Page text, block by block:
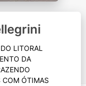
LITORAL
DA
COM ÓTIMAS